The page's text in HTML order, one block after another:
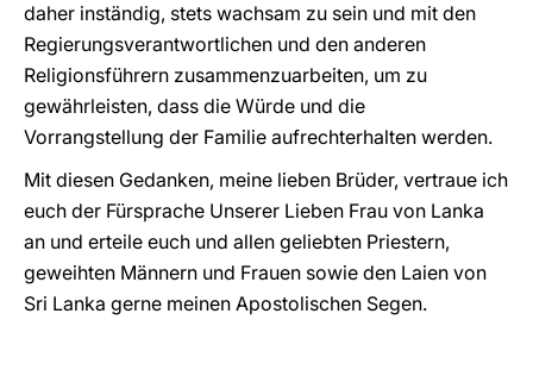
daher inständig, stets wachsam zu sein und mit den
Regierungsverantwortlichen und den anderen
Religionsführern zusammenzuarbeiten, um zu
gewährleisten, dass die Würde und die
Vorrangstellung der Familie aufrechterhalten werden.
Mit diesen Gedanken, meine lieben Brüder, vertraue ich
euch der Fürsprache Unserer Lieben Frau von Lanka
an und erteile euch und allen geliebten Priestern,
geweihten Männern und Frauen sowie den Laien von
Sri Lanka gerne meinen Apostolischen Segen.